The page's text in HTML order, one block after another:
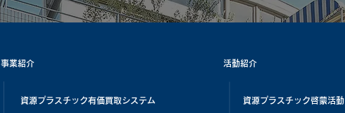
事業紹介
資源プラスチック有価買取システム
活動紹介
資源プラスチック啓蒙活動